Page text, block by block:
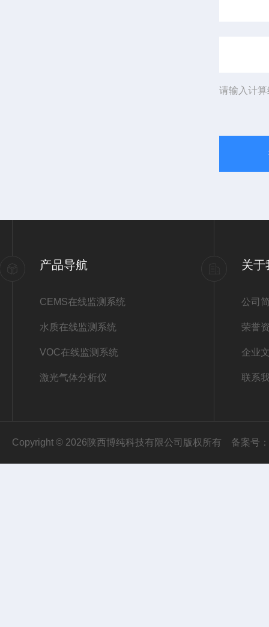
请输入计
产品导航
CEMS在线监测系统
水质在线监测系统
VOC在线监测系统
激光气体分析仪
关于
公司
荣誉
企业
联系
Copyright © 2026陕西博纯科技有限公司版权所有 备案号